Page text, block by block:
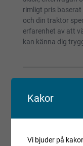
rimligt pris
och din traktor
erfarenhet av att
kan känna dig
Kakor
Vi bjuder på